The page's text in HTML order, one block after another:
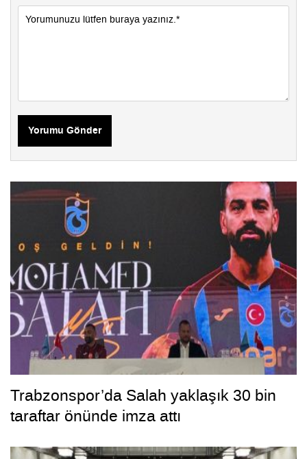
Yorumu Gönder
Trabzonspor’da Salah yaklaşık 30 bin
taraftar önünde imza attı